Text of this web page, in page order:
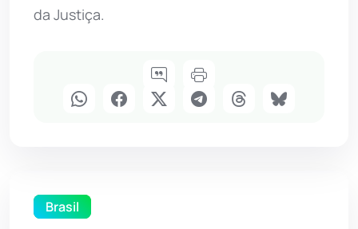
da Justiça.
Brasil